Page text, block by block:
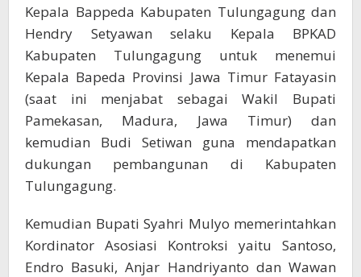
Kepala Bappeda Kabupaten Tulungagung dan
Hendry Setyawan selaku Kepala BPKAD
Kabupaten Tulungagung untuk menemui
Kepala Bapeda Provinsi Jawa Timur Fatayasin
(saat ini menjabat sebagai Wakil Bupati
Pamekasan, Madura, Jawa Timur) dan
kemudian Budi Setiwan guna mendapatkan
dukungan pembangunan di Kabupaten
Tulungagung.
Kemudian Bupati Syahri Mulyo memerintahkan
Kordinator Asosiasi Kontroksi yaitu Santoso,
Endro Basuki, Anjar Handriyanto dan Wawan